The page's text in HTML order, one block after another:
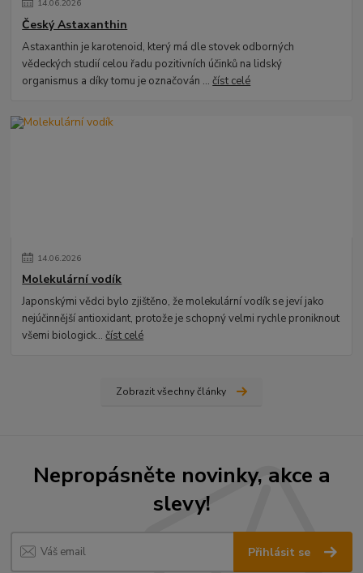
14.06.2026
Český Astaxanthin
Astaxanthin je karotenoid, který má dle stovek odborných
vědeckých studií celou řadu pozitivních účinků na lidský
organismus a díky tomu je označován ...číst celé
14.06.2026
Molekulární vodík
Japonskými vědci bylo zjištěno, že molekulární vodík se jeví jako
nejúčinnější antioxidant, protože je schopný velmi rychle proniknout
všemi biologick...číst celé
Zobrazit všechny články
Nepropásněte novinky, akce a
slevy!
Přihlásit se